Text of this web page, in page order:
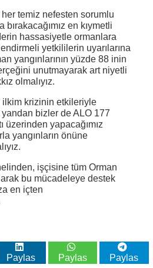
her temiz nefesten sorumlu
en kıymetli
hassasiyetle ormanlara
yetkililerin uyarılarına
yangınlarının yüzde 88 inin
unutmayarak art niyetli
olmalıyız.
ilkim krizinin etkileriyle
bizler de ALO 177
üzerinden yapacağımız
yangınların önüne
işçisine tüm Orman
bu mücadeleye destek
en içten
Paylas Paylas Paylas